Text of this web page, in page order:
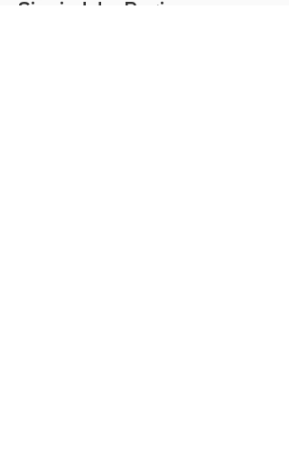
Sie sind der Regisseur